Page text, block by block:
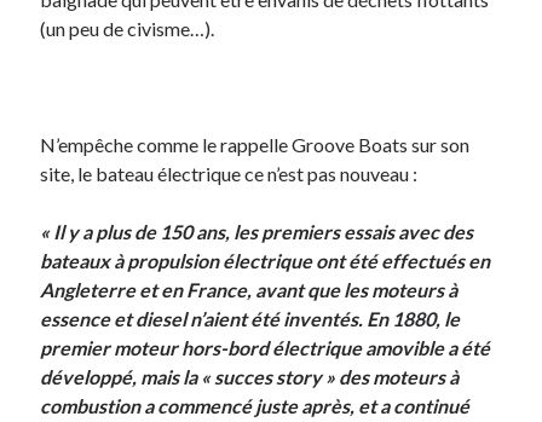
(un peu de civisme…).
N’empêche comme le rappelle Groove Boats sur son
site, le bateau électrique ce n’est pas nouveau :
« Il y a plus de 150 ans, les premiers essais avec des
bateaux à propulsion électrique ont été effectués en
Angleterre et en France, avant que les moteurs à
essence et diesel n’aient été inventés. En 1880, le
premier moteur hors-bord électrique amovible a été
développé, mais la « succes story » des moteurs à
combustion a commencé juste après, et a continué